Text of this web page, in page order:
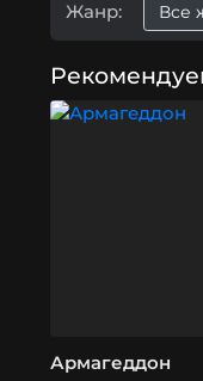
Жанр:
Армагеддон